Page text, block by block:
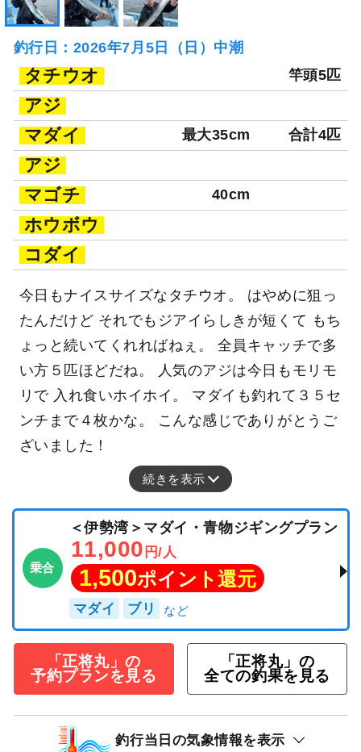
釣行日：2026年7月5日（日）中潮
タチウオ 竿頭5匹
アジ
マダイ
最大35cm 合計4匹
アジ
マゴチ
40cm
ホウボウ
コダイ
今日もナイスサイズなタチウオ。 はやめに狙っ
たんだけど それでもジアイらしきが短くて もち
ょっと続いてくれればねぇ。 全員キャッチで多
い方５匹ほどだね。 人気のアジは今日もモリモ
リで 入れ食いホイホイ。 マダイも釣れて３５セ
ンチまで４枚かな。 こんな感じでありがとうご
ざいました！
続きを表示
乗合
＜伊勢湾＞マダイ・青物ジギングプラン
11,000 円/人
1,500ポイント還元
マダイ ブリ
「正将丸」の
予約プランを見る
「正将丸」の
全ての釣果を見る
釣行当日の気象情報を表示